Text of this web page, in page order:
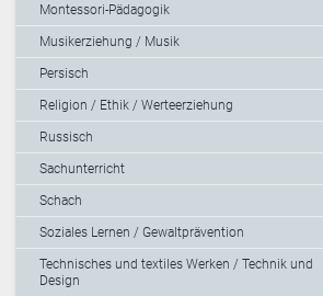
Montessori-Pädagogik
Musikerziehung / Musik
Persisch
Religion / Ethik / Werteerziehung
Russisch
Sachunterricht
Schach
Soziales Lernen / Gewaltprävention
Technisches und textiles Werken / Technik und
Design